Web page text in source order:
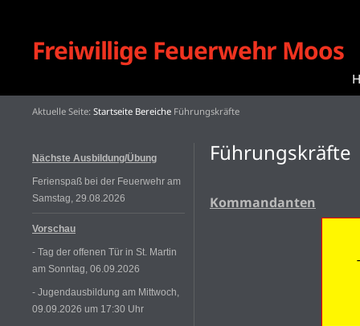
Freiwillige Feuerwehr Moos
Aktuelle Seite: Startseite Bereiche Führungskräfte
Nächste Ausbildung/Übung
Ferienspaß bei der Feuerwehr am
Samstag, 29.08.2026
Vorschau
- Tag der offenen Tür in St. Martin
am Sonntag, 06.09.2026
- Jugendausbildung am Mittwoch,
09.09.2026 um 17:30 Uhr
Führungskräfte
Kommandanten